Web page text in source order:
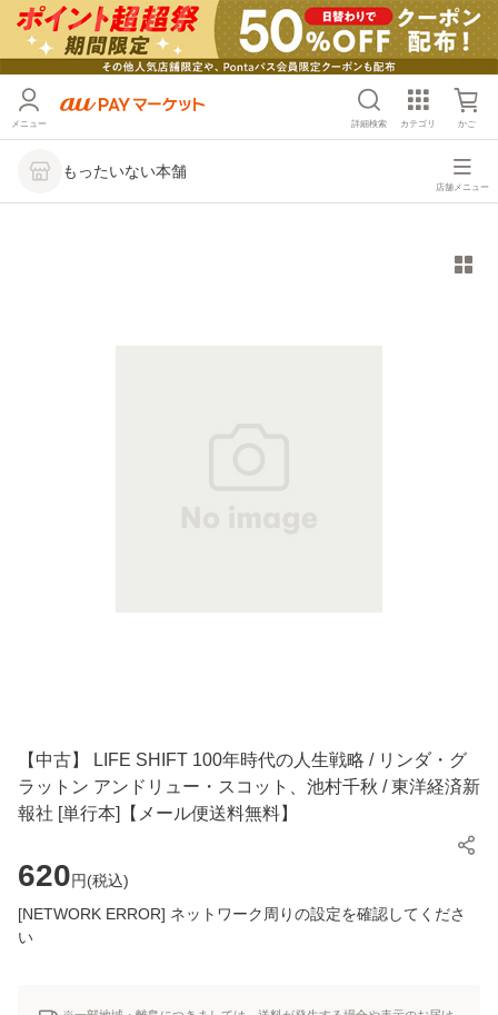
メニュー 詳細検索 カテゴリ かご
もったいない本舗
店舗メニュー
【中古】 LIFE SHIFT 100年時代の人生戦略 / リンダ・グ
ラットン アンドリュー・スコット、池村千秋 / 東洋経済新
報社 [単行本]【メール便送料無料】
620円(税込)
[NETWORK ERROR] ネットワーク周りの設定を確認してくださ
い